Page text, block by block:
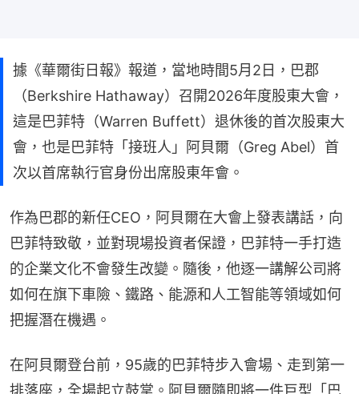
據《華爾街日報》報道，當地時間5月2日，巴郡
（Berkshire Hathaway）召開2026年度股東大會，
這是巴菲特（Warren Buffett）退休後的首次股東大
會，也是巴菲特「接班人」阿貝爾（Greg Abel）首
次以首席執行官身份出席股東年會。
作為巴郡的新任CEO，阿貝爾在大會上發表講話，向
巴菲特致敬，並對現場投資者保證，巴菲特一手打造
的企業文化不會發生改變。隨後，他逐一講解公司將
如何在旗下車險、鐵路、能源和人工智能等領域如何
把握潛在機遇。
在阿貝爾登台前，95歲的巴菲特步入會場、走到第一
排落座，全場起立鼓掌。阿貝爾隨即將一件巨型「巴